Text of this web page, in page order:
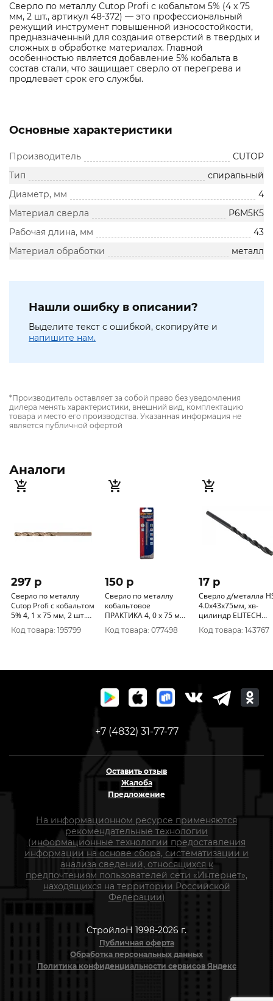
Сверло по металлу Cutop Profi с кобальтом 5% (4 x 75
мм, 2 шт., артикул 48-372) — это профессиональный
режущий инструмент повышенной износостойкости,
предназначенный для создания отверстий в твердых и
сложных в обработке материалах. Главной
особенностью является добавление 5% кобальта в
состав стали, что защищает сверло от перегрева и
продлевает срок его службы.
Основные характеристики
Производитель
CUTOP
Тип
спиральный
Диаметр, мм
4
Материал сверла
Р6М5К5
Рабочая длина, мм
43
Материал обработки
металл
Нашли ошибку в описании?
Выделите текст с ошибкой, скопируйте и
напишите нам.
*Производитель оставляет за собой право без уведомления
дилера менять характеристики, внешний вид, комплектацию
товара и место его производства. Указанная информация не
является публичной офертой
Аналоги
297 p
Сверло по металлу
Cutop Profi с кобальтом
5% 4, 1 x 75 мм, 2 шт.
48-373
Код товара: 195799
150 p
Сверло по металлу
кобальтовое
ПРАКТИКА 4, 0 х 75 мм
Р6М5К5, (1шт.) блистер
033-451
Код товара: 077498
17 p
Сверло д/металла
4.0х43х75мм, хв-
цилиндр ELITECH
1820.100700
Код товара: 143767
+7 (4832) 31-77-77
Оставить отзыв
Жалоба
Предложение
На информационном ресурсе применяются
рекомендательные технологии
(информационные технологии предоставления
информации на основе сбора, систематизации и
анализа сведений, относящихся к
предпочтениям пользователей сети «Интернет»,
находящихся на территории Российской
Федерации)
СтройлоН 1998-2026 г.
Публичная оферта
Обработка персональных данных
Политика конфиденциальности сервисов Яндекс